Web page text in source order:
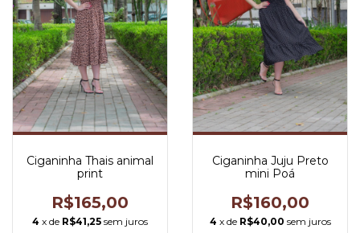
Ciganinha Thais animal
print
R$165,00
4 x de R$41,25 sem juros
Ciganinha Juju Preto
mini Poá
R$160,00
4 x de R$40,00 sem juros